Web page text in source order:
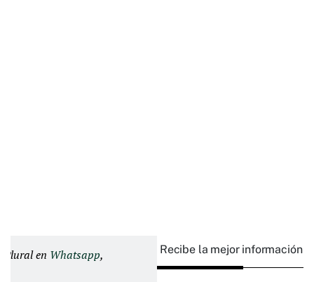
Plural en Whatsapp, Recibe la mejor información